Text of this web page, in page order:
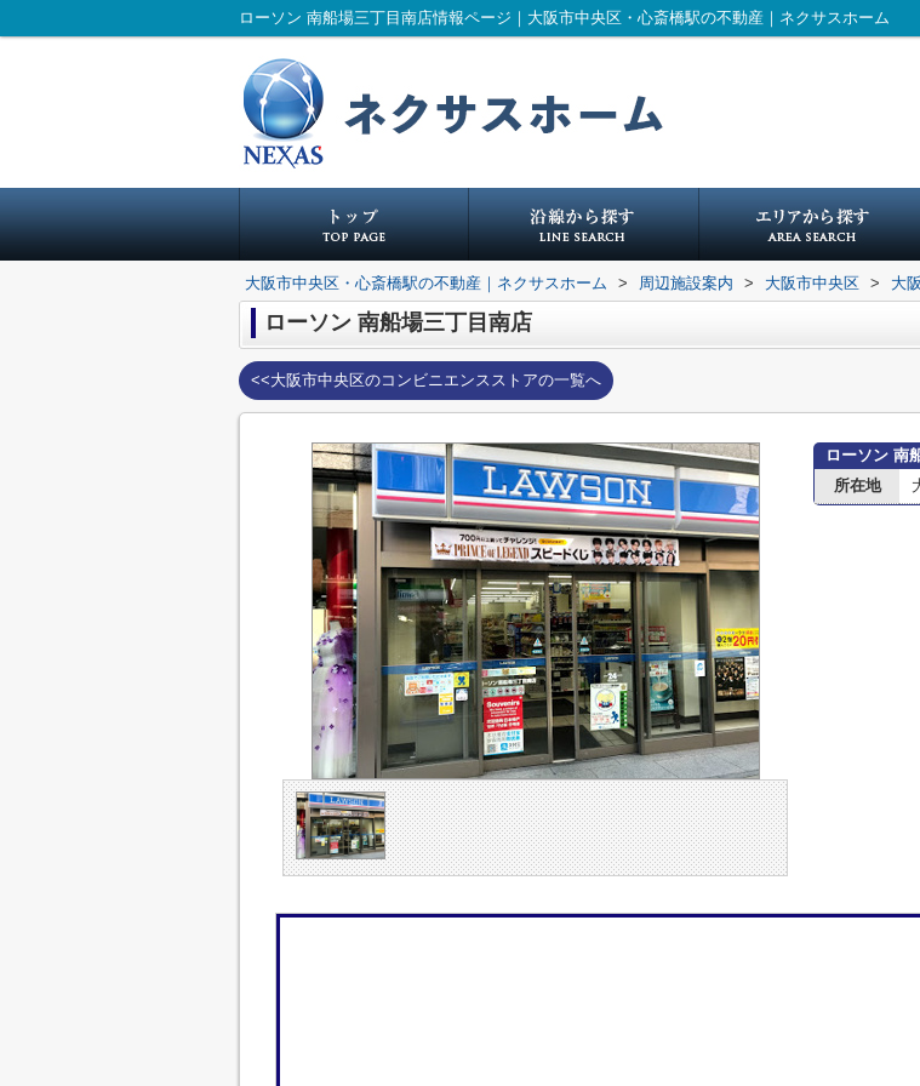
ローソン 南船場三丁目南店情報ページ｜大阪市中央区・心斎橋駅の不動産｜ネクサスホーム
大阪市中央区・心斎橋駅の不動産｜ネクサスホーム > 周辺施設案内 > 大阪市中央区 > 大
ローソン 南船場三丁目南店
<<大阪市中央区のコンビニエンスストアの一覧へ
ローソン 南
所在地